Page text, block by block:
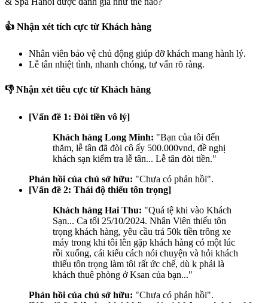
👍 Nhận xét tích cực từ Khách hàng
Nhân viên bảo vệ chủ động giúp đỡ khách mang hành lý.
Lễ tân nhiệt tình, nhanh chóng, tư vấn rõ ràng.
👎 Nhận xét tiêu cực từ Khách hàng
[Vấn đề 1: Đòi tiền vô lý]
Khách hàng Long Minh: "Bạn của tôi đến
thăm, lễ tân đã đòi cô ấy 500.000vnd, đề nghị
khách sạn kiểm tra lễ tân... Lễ tân đòi tiền."
Phản hồi của chủ sở hữu: "Chưa có phản hồi".
[Vấn đề 2: Thái độ thiếu tôn trọng]
Khách hàng Hai Thu: "Quá tệ khi vào Khách
Sạn... Ca tối 25/10/2024. Nhân Viên thiếu tôn
trọng khách hàng, yêu cầu trả 50k tiền trông xe
máy trong khi tôi lên gặp khách hàng có một lúc
rồi xuống, cái kiểu cách nói chuyện và hỏi khách
thiếu tôn trọng làm tôi rất ức chế, dù k phải là
khách thuê phòng ở Ksan của bạn..."
Phản hồi của chủ sở hữu: "Chưa có phản hồi".